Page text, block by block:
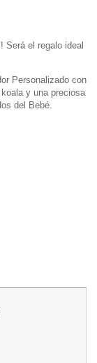
Será el regalo ideal
Personalizado con
y una preciosa
del Bebé.